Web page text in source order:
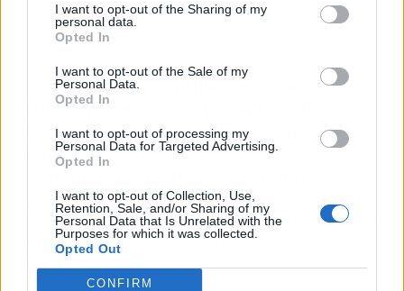
I want to opt-out of the Sharing of my
personal data.
Opted In
I want to opt-out of the Sale of my
Personal Data.
Opted In
I want to opt-out of processing my
Personal Data for Targeted Advertising.
Opted In
I want to opt-out of Collection, Use,
Retention, Sale, and/or Sharing of my
Personal Data that Is Unrelated with the
Purposes for which it was collected.
Opted Out
CONFIRM
En los registros domiciliarios, se ha
intervenido material informático y de
telefonía que ha servido para esclarecer más
hechos.El análisis de los dispositivos
electrónicos intervenidos ha permitido a los
agentes la identificación de numerosas
víctimas, con quienes han contactado para que
denuncien los hechos y para informarles de la
detención de estas personas.